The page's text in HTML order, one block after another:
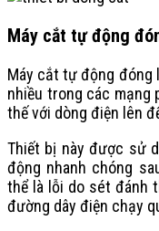
Máy cắt tự động
Máy cắt tự động đóng
nhiều trong các mạng
thế với dòng điện lên
Thiết bị này được sử
động nhanh chóng
thể là lỗi do sét đánh
đường dây điện chạy